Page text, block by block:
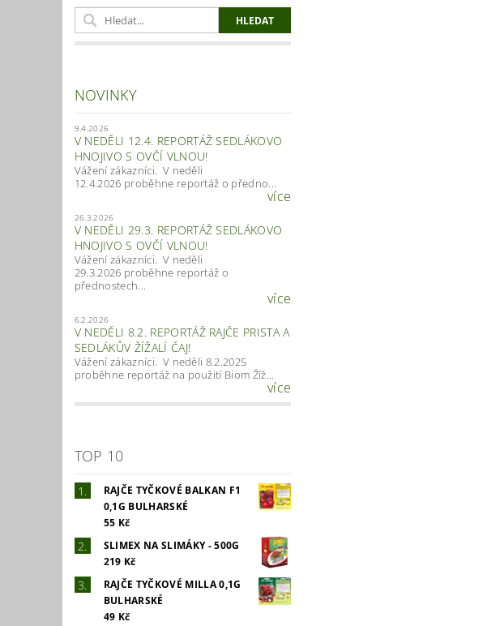
NOVINKY
9.4.2026
V NEDĚLI 12.4. REPORTÁŽ SEDLÁKOVO
HNOJIVO S OVČÍ VLNOU!
Vážení zákazníci. V neděli
12.4.2026 proběhne reportáž o předno...
více
26.3.2026
V NEDĚLI 29.3. REPORTÁŽ SEDLÁKOVO
HNOJIVO S OVČÍ VLNOU!
Vážení zákazníci. V neděli
29.3.2026 proběhne reportáž o
přednostech...
více
6.2.2026
V NEDĚLI 8.2. REPORTÁŽ RAJČE PRISTA A
SEDLÁKŮV ŽÍŽALÍ ČAJ!
Vážení zákazníci. V neděli 8.2.2025
proběhne reportáž na použití Biom Žíž...
více
TOP 10
RAJČE TYČKOVÉ BALKAN F1
0,1G BULHARSKÉ
55 Kč
SLIMEX NA SLIMÁKY - 500G
219 Kč
RAJČE TYČKOVÉ MILLA 0,1G
BULHARSKÉ
49 Kč